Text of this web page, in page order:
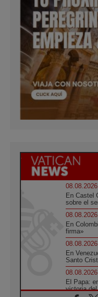
08.08.2026
En Castel
sobre el
08.08.2026
En
firma»
08.08.2026
En
Santo
08.08.2026
El Papa:
victoria